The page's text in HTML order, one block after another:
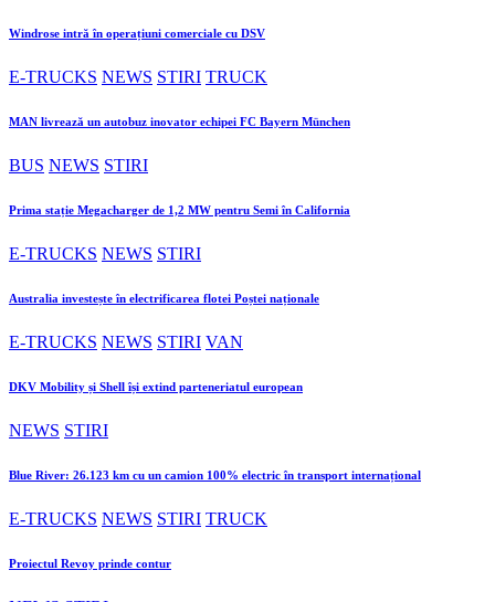
Windrose intră în operațiuni comerciale cu DSV
E-TRUCKS NEWS STIRI TRUCK
MAN livrează un autobuz inovator echipei FC Bayern München
BUS NEWS STIRI
Prima stație Megacharger de 1,2 MW pentru Semi în California
E-TRUCKS NEWS STIRI
Australia investește în electrificarea flotei Poștei naționale
E-TRUCKS NEWS STIRI VAN
DKV Mobility și Shell își extind parteneriatul european
NEWS STIRI
Blue River: 26.123 km cu un camion 100% electric în transport internațional
E-TRUCKS NEWS STIRI TRUCK
Proiectul Revoy prinde contur